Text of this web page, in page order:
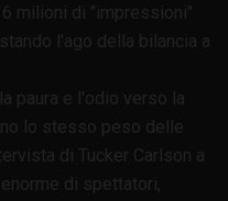
milioni di "impressioni"
l'ago della bilancia a
paura e l'odio verso la
lo stesso peso delle
di Tucker Carlson a
di spettatori,